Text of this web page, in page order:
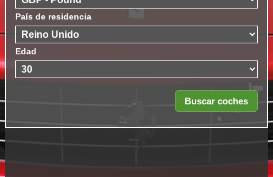
País de residencia
Edad